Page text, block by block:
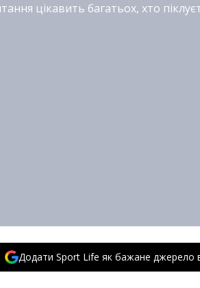
цікавить багатьох, хто
Додати Sport Life як бажане джерело